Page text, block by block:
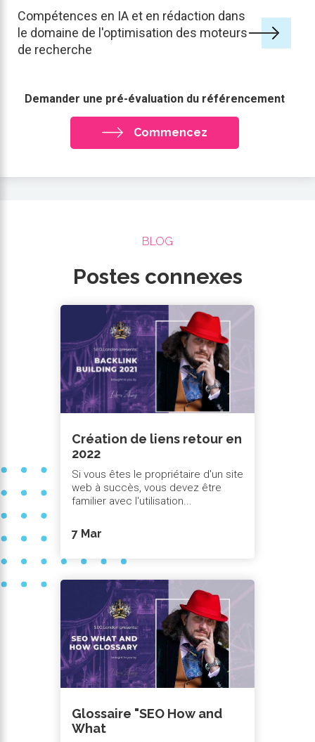
Compétences en IA et en rédaction dans
le domaine de l'optimisation des moteurs
de recherche
Demander une pré-évaluation du référencement
Commencez
BLOG
Postes connexes
Création de liens retour en
2022
Si vous êtes le propriétaire d'un site
web à succès, vous devez être
familier avec l'utilisation...
7 Mar
Glossaire "SEO How and
What